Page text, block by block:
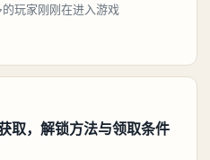
玩家刚刚在进入游戏
取，解锁方法与领取条件